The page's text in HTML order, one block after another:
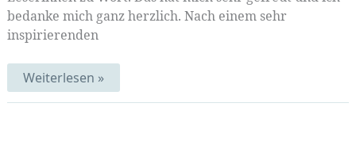
bedanke mich ganz herzlich. Nach einem sehr
inspirierenden
Die
Sommerpause
muss
Weiterlesen »